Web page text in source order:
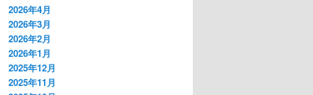
2026年4月
2026年3月
2026年2月
2026年1月
2025年12月
2025年11月